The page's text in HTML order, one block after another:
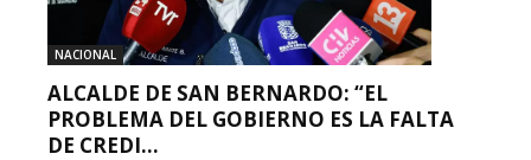
NACIONAL
ALCALDE DE SAN BERNARDO: “EL
PROBLEMA DEL GOBIERNO ES LA FALTA
DE CREDI...